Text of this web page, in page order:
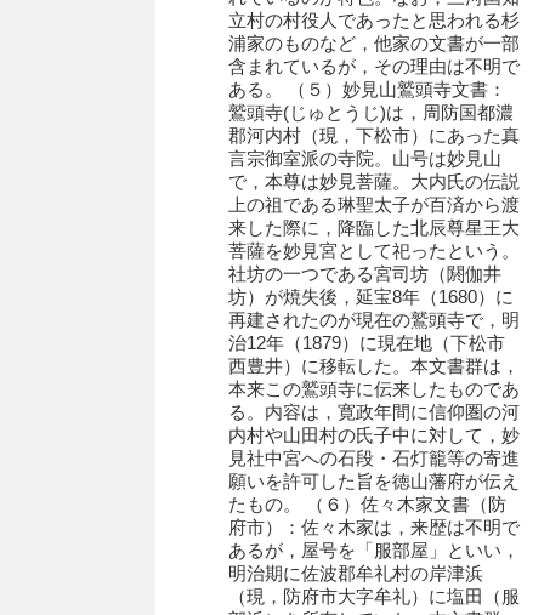
井上家文書（宇部市）
井上家文書（大和町）
井上家文書（防府市）
井上家文書（徳山市）
井上勉家文書（大和町）
井下家文書（埼玉県）
岩崎家文書（秋芳町）
岩崎家文書（鹿野町）
岩見博幸収集史料
立村の村役人であったと思われる杉
浦家のものなど，他家の文書が一部
含まれているが，その理由は不明で
ある。 （５）妙見山鷲頭寺文書：
鷲頭寺(じゅとうじ)は，周防国都濃
郡河内村（現，下松市）にあった真
言宗御室派の寺院。山号は妙見山
で，本尊は妙見菩薩。大内氏の伝説
上の祖である琳聖太子が百済から渡
来した際に，降臨した北辰尊星王大
菩薩を妙見宮として祀ったという。
社坊の一つである宮司坊（閼伽井
坊）が焼失後，延宝8年（1680）に
再建されたのが現在の鷲頭寺で，明
治12年（1879）に現在地（下松市
西豊井）に移転した。本文書群は，
本来この鷲頭寺に伝来したものであ
る。内容は，寛政年間に信仰圏の河
内村や山田村の氏子中に対して，妙
見社中宮への石段・石灯籠等の寄進
願いを許可した旨を徳山藩府が伝え
たもの。 （６）佐々木家文書（防
府市）：佐々木家は，来歴は不明で
あるが，屋号を「服部屋」といい，
明治期に佐波郡牟礼村の岸津浜
（現，防府市大字牟礼）に塩田（服